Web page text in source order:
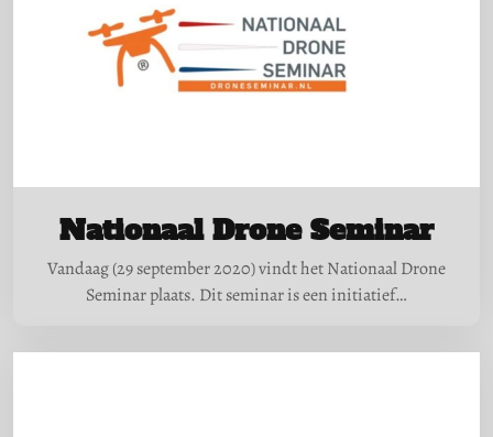
Nationaal Drone Seminar
Vandaag (29 september 2020) vindt het Nationaal Drone
Seminar plaats. Dit seminar is een initiatief…